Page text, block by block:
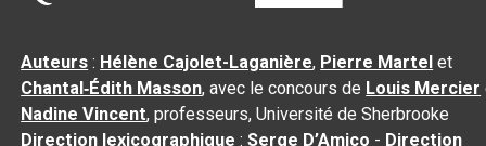
Auteurs : Hélène Cajolet-Laganière, Pierre Martel et
Chantal‑Édith Masson, avec le concours de Louis Mercier
Nadine Vincent, professeurs, Université de Sherbrooke
Direction lexicographique :Serge D’Amico - Direction